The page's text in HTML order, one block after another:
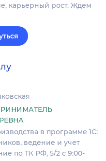
карьерный рост. Ждем
в программе 1С:
ведение и учет
по ТК РФ, 5/2 с 9:00-